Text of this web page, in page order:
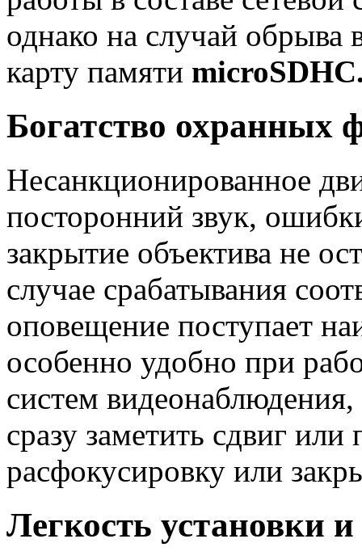
однако на случай обрыва
карту памяти
Богатство охранных
Несанкционированное
посторонний звук,
закрытие объектива не
случае срабатывания
оповещение поступает
особенно удобно при
систем видеонаблюдения,
сразу заметить сдвиг или
расфокусировку или
Легкость установки